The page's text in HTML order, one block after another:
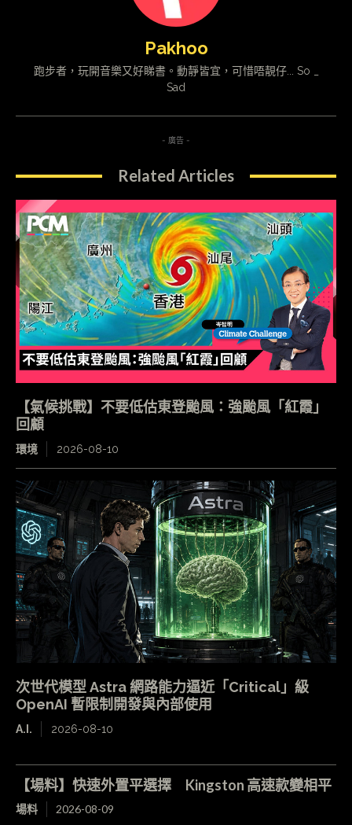
Pakhoo
跑步者，玩開音樂又好睇書。動靜皆宜，可惜唔靚仔... So _
Sad
- 廣告 -
Related Articles
【氣候挑戰】不要低估東登颱風：強颱風「紅霞」
回顧
環境 2026-08-10
次世代模型 Astra 網路能力逼近「Critical」級
OpenAI 暫限制開發與內部使用
A.I. 2026-08-10
【場料】快速外置平選擇 Kingston 高速款變相平
場料 2026-08-09